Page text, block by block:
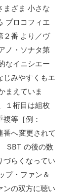
まざま 小さな
プロコフィエ
番 より／ヴ
ノ・ソナタ第
なイニシエー
じみやすくもエ
まえていま
１桁目は組枚
等［例：
番へ変更されて
SBT の後の数
らくなってい
プ・ファン＆
ンの双方に聴い